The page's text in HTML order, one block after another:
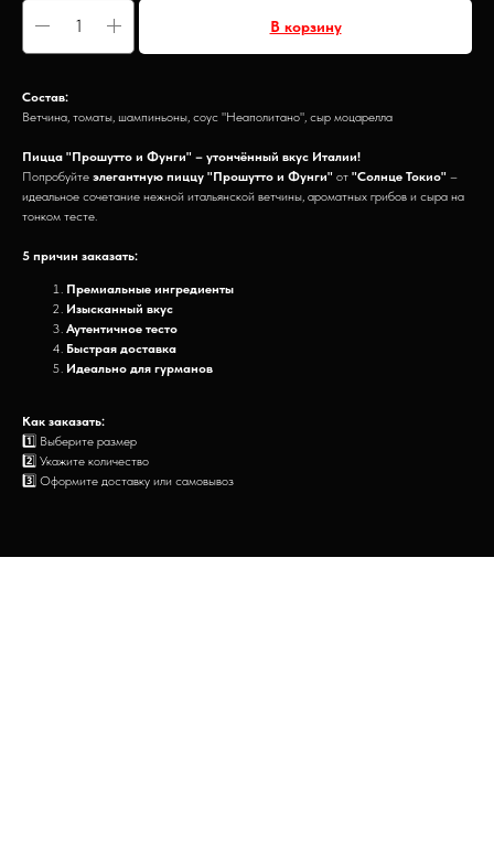
В корзину
Состав:
Ветчина, томаты, шампиньоны, соус "Неаполитано", сыр моцарелла
Пицца "Прошутто и Фунги" – утончённый вкус Италии!
Попробуйте элегантную пиццу "Прошутто и Фунги" от "Солнце Токио" –
идеальное сочетание нежной итальянской ветчины, ароматных грибов и сыра на
тонком тесте.
5 причин заказать:
Премиальные ингредиенты
Изысканный вкус
Аутентичное тесто
Быстрая доставка
Идеально для гурманов
Как заказать:
1️⃣ Выберите размер
2️⃣ Укажите количество
3️⃣ Оформите доставку или самовывоз